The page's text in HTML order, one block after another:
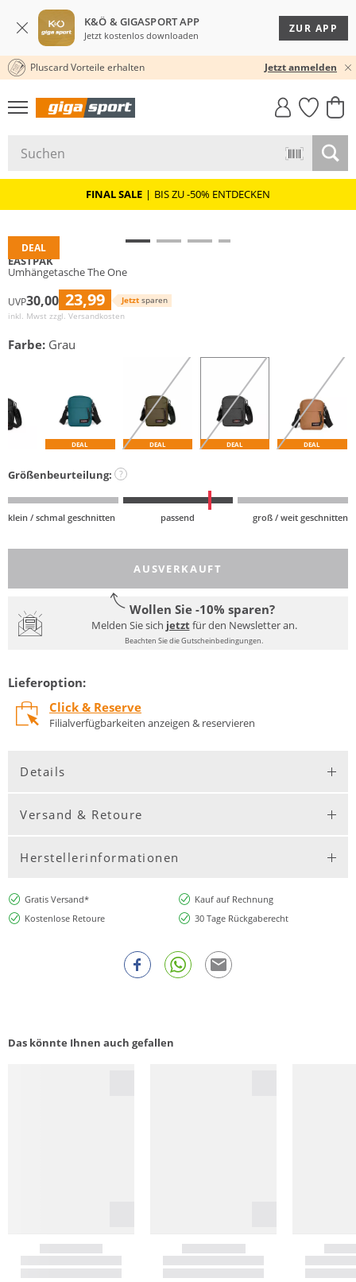
K&Ö & GIGASPORT APP
Jetzt kostenlos downloaden
ZUR APP
30 TAGE RÜCKGABERECHT
Pluscard Vorteile erhalten Jetzt anmelden
GIGASTYLE
FAHRRAD­
MUST-HAVE
FINAL SALE | BIS ZU -50% ENTDECKEN
DEAL
EASTPAK
Umhängetasche The One
UVP30,00 23,99 Jetzt sparen
inkl. Mwst zzgl. Versandkosten
Farbe: Grau
DEAL DEAL DEAL DEAL
Größenbeurteilung: ?
klein / schmal geschnitten passend groß / weit geschnitten
AUSVERKAUFT
Wollen Sie -10% sparen?
Melden Sie sich jetztfür den Newsletter an.
Beachten Sie die Gutscheinbedingungen.
Lieferoption:
Click & Reserve
Filialverfügbarkeiten anzeigen & reservieren
Details
Versand & Retoure
Herstellerinformationen
Gratis Versand*
Kauf auf Rechnung
Kostenlose Retoure
30 Tage Rückgaberecht
Das könnte Ihnen auch gefallen